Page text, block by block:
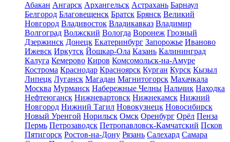
Абакан Ангарск Архангельск Астрахань Барнаул
Белгород Благовещенск Братск Брянск Великий
Новгород Владивосток Владикавказ Владимир
Волгоград Волжский Вологда Воронеж Грозный
Дзержинск Донецк Екатеринбург Запорожье Иваново
Ижевск Иркутск Йошкар-Ола Казань Калининград
Калуга Кемерово Киров Комсомольск-на-Амуре
Кострома Краснодар Красноярск Курган Курск Кызыл
Липецк Луганск Магадан Магнитогорск Махачкала
Москва Мурманск Набережные Челны Нальчик Находка
Нефтеюганск Нижневартовск Нижнекамск Нижний
Новгород Нижний Тагил Новокузнецк Новосибирск
Новый Уренгой Норильск Омск Оренбург Орёл Пенза
Пермь Петрозаводск Петропавловск-Камчатский Псков
Пятигорск Ростов-на-Дону Рязань Салехард Самара